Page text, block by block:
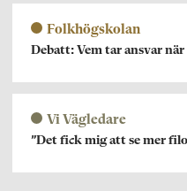
Folkhögskolan
Debatt: Vem tar ansvar
Vi Vägledare
”Det fick mig att se mer